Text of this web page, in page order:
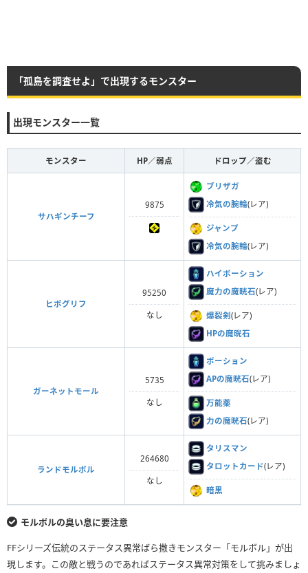
「孤島を調査せよ」で出現するモンスター
出現モンスター一覧
モンスター HP／弱点 ドロップ／盗む
サハギンチーフ
9875
ブリザガ
冷気の腕輪(レア)
ジャンプ
冷気の腕輪(レア)
ヒポグリフ
95250
なし
ハイポーション
魔力の魔晄石(レア)
爆裂剣(レア)
HPの魔晄石
ガーネットモール
5735
なし
ポーション
APの魔晄石(レア)
万能薬
力の魔晄石(レア)
ランドモルボル
264680
なし
タリスマン
タロットカード(レア)
暗黒
モルボルの臭い息に要注意
FFシリーズ伝統のステータス異常ばら撒きモンスター「モルボル」が出
現します。この敵と戦うのであればステータス異常対策をして挑みましょ